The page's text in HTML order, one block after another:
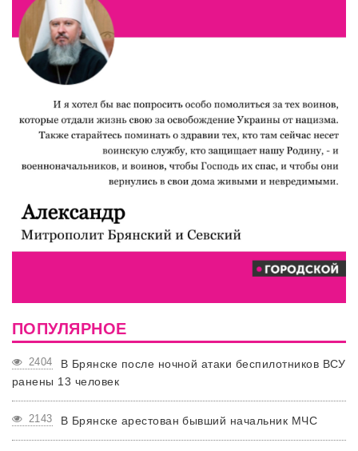
ПОПУЛЯРНОЕ
2404
В Брянске после ночной атаки беспилотников ВСУ
ранены 13 человек
2143 В Брянске арестован бывший начальник МЧС